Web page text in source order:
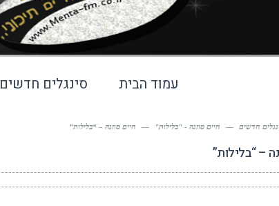
עמוד הבית סינגלים חדשים
חדשים — חיים סוזנה - "בלילות" — חיים סוזנה – “בלילות”
– “בלילות”